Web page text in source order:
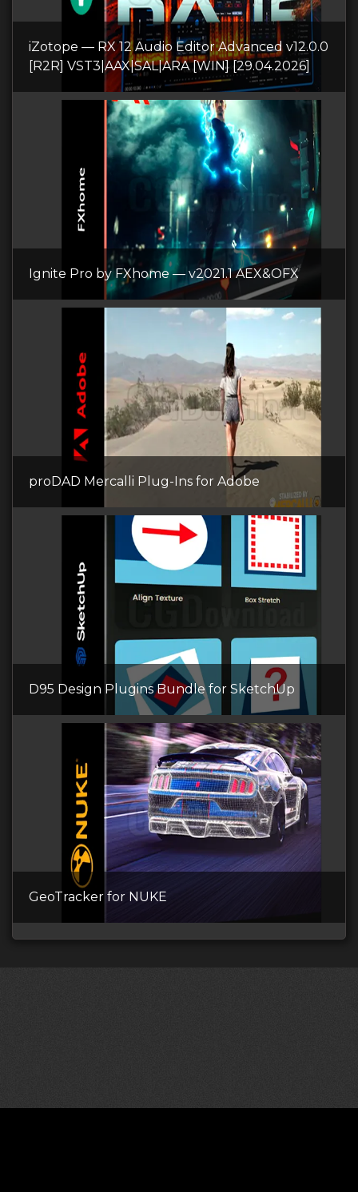
iZotope — RX 12 Audio Editor Advanced v12.0.0
[R2R] VST3|AAX|SAL|ARA [WIN] [29.04.2026]
Ignite Pro by FXhome — v2021.1 AEX&OFX
proDAD Mercalli Plug-Ins for Adobe
D95 Design Plugins Bundle for SketchUp
GeoTracker for NUKE